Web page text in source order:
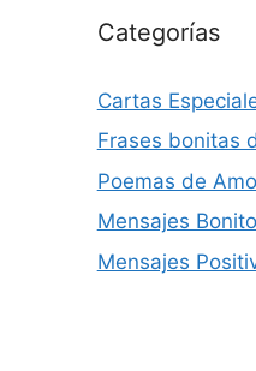
Categorías
Cartas
Frases bonitas
Poemas de
Mensajes
Mensajes